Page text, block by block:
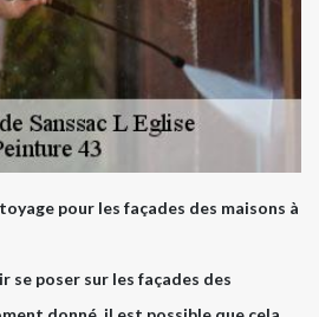
pour les façades des maisons à
se poser sur les façades des